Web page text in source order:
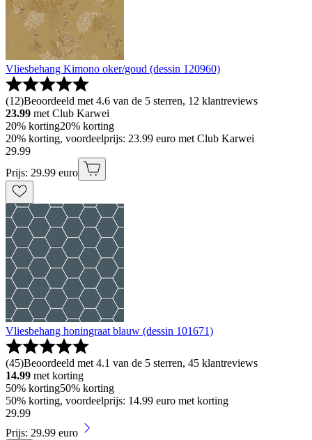
Vliesbehang Kimono oker/goud (dessin 120960)
(12)Beoordeeld met 4.6 van de 5 sterren, 12 klantreviews
23.99 met Club Karwei
20% korting20% korting
20% korting, voordeelprijs: 23.99 euro met Club Karwei
29.99
Prijs: 29.99 euro
Vliesbehang honingraat blauw (dessin 101671)
(45)Beoordeeld met 4.1 van de 5 sterren, 45 klantreviews
14.99 met korting
50% korting50% korting
50% korting, voordeelprijs: 14.99 euro met korting
29.99
Prijs: 29.99 euro